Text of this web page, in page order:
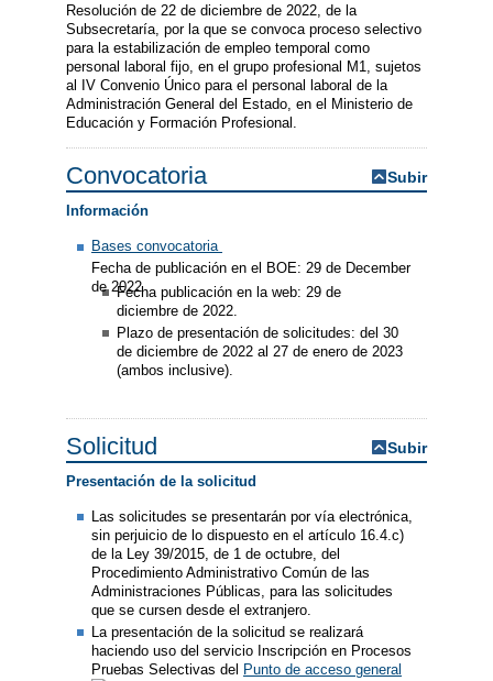
Resolución de 22 de diciembre de 2022, de la
Subsecretaría, por la que se convoca proceso selectivo
para la estabilización de empleo temporal como
personal laboral fijo, en el grupo profesional M1, sujetos
al IV Convenio Único para el personal laboral de la
Administración General del Estado, en el Ministerio de
Educación y Formación Profesional.
Convocatoria Subir
Información
Bases convocatoria
Fecha de publicación en el BOE: 29 de December
de 2022Fecha publicación en la web: 29 de
diciembre de 2022.
Plazo de presentación de solicitudes: del 30
de diciembre de 2022 al 27 de enero de 2023
(ambos inclusive).
Solicitud Subir
Presentación de la solicitud
Las solicitudes se presentarán por vía electrónica,
sin perjuicio de lo dispuesto en el artículo 16.4.c)
de la Ley 39/2015, de 1 de octubre, del
Procedimiento Administrativo Común de las
Administraciones Públicas, para las solicitudes
que se cursen desde el extranjero.
La presentación de la solicitud se realizará
haciendo uso del servicio Inscripción en Procesos
Pruebas Selectivas del Punto de acceso general